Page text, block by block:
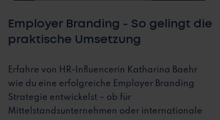
Employer Branding - So gelingt die
praktische Umsetzung
Erfahre von HR-Influencerin Katharina Baehr
wie du eine erfolgreiche Employer Branding
Strategie entwickelst – ob für
Mittelstandsunternehmen oder internationale